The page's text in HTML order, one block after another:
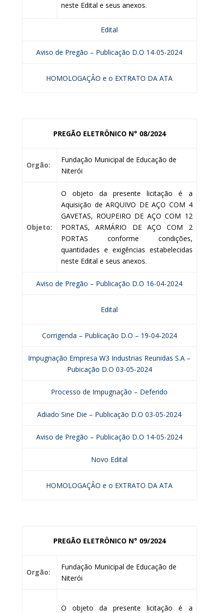
neste Edital e seus anexos.
Edital
Aviso de Pregão – Publicação D.O 14-05-2024
HOMOLOGAÇÂO e o EXTRATO DA ATA
PREGÃO ELETRÔNICO N° 08/2024
Orgão:
Fundação Municipal de Educação de
Niterói
Objeto:
O objeto da presente licitação é a
Aquisição de ARQUIVO DE AÇO COM 4
GAVETAS, ROUPEIRO DE AÇO COM 12
PORTAS, ARMÁRIO DE AÇO COM 2
PORTAS conforme condições,
quantidades e exigências estabelecidas
neste Edital e seus anexos.
Aviso de Pregão – Publicação D.O 16-04-2024
Edital
Corrigenda – Publicação D.O – 19-04-2024
Impugnação Empresa W3 Industrias Reunidas S.A –
Pubicação D.O 03-05-2024
Processo de Impugnação – Deferido
Adiado Sine Die – Publicação D.O 03-05-2024
Aviso de Pregão – Publicação D.O 14-05-2024
Novo Edital
HOMOLOGAÇÂO e o EXTRATO DA ATA
PREGÃO ELETRÔNICO N° 09/2024
Orgão:
Fundação Municipal de Educação de
Niterói
O objeto da presente licitação é a